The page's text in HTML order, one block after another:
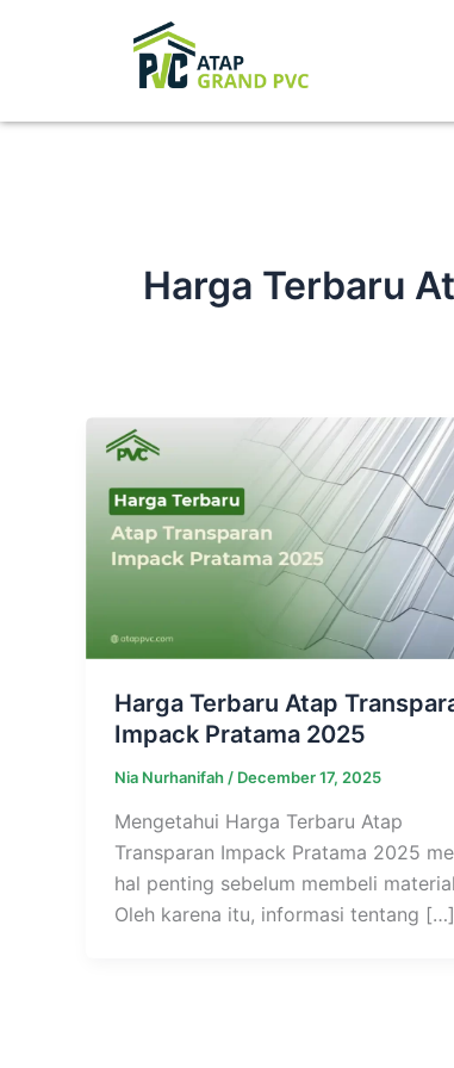
Harga Terbaru
Harga Terbaru Atap
Impack Pratama 2025
Nia Nurhanifah / December 17, 2025
Mengetahui Harga Terbaru Atap
Transparan Impack Pratama 2025
hal penting sebelum membeli
Oleh karena itu, informasi tentang […]